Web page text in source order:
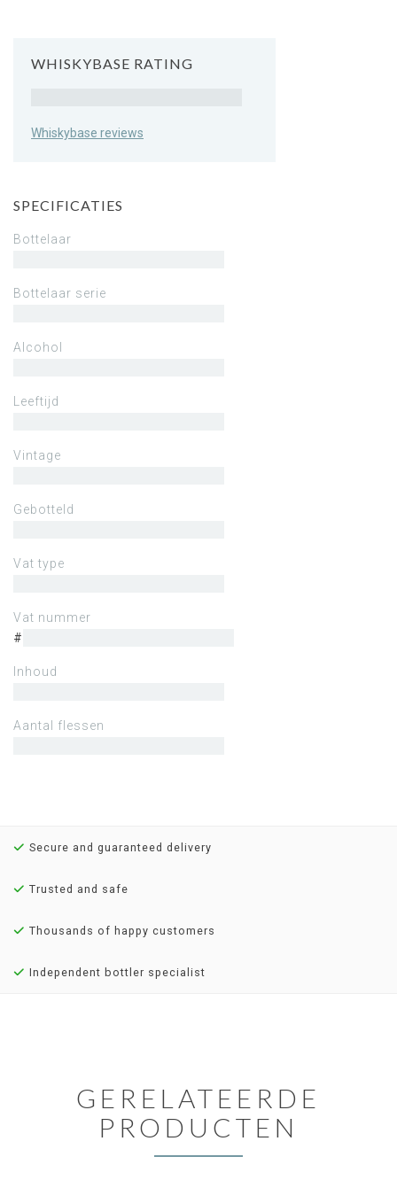
WHISKYBASE RATING
Whiskybase reviews
SPECIFICATIES
Bottelaar
Bottelaar serie
Alcohol
Leeftijd
Vintage
Gebotteld
Vat type
Vat nummer
#
Inhoud
Aantal flessen
Secure and guaranteed delivery
Trusted and safe
Thousands of happy customers
Independent bottler specialist
GERELATEERDE
PRODUCTEN